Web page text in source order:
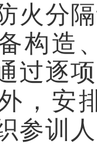
火分
构造
过逐
，安
参训